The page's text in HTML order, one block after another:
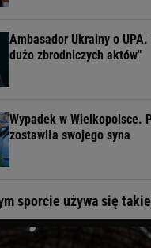
Ambasador Ukrainy o
dużo zbrodniczych aktów"
Wypadek w Wielkopolsce.
zostawiła swojego syna
sporcie używa się